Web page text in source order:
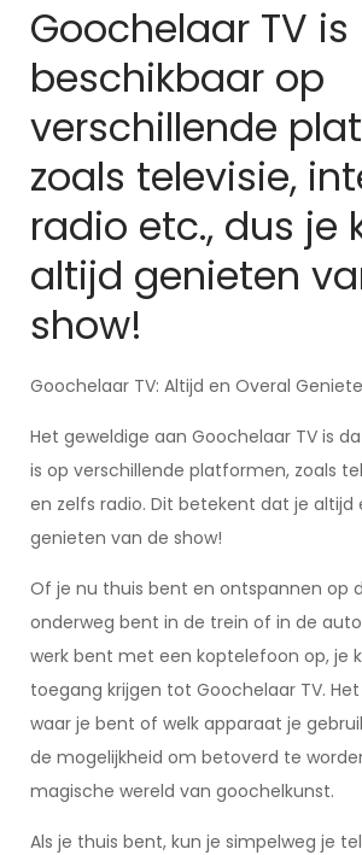
Goochelaar TV is
beschikbaar op
verschillende
zoals televisie,
radio etc., dus je
altijd genieten
show!
Goochelaar TV: Altijd en Overal
Het geweldige aan Goochelaar TV is
is op verschillende platformen, zoals
en zelfs radio. Dit betekent dat je altijd
genieten van de show!
Of je nu thuis bent en ontspannen op
onderweg bent in de trein of in de
werk bent met een koptelefoon op, je
toegang krijgen tot Goochelaar TV.
waar je bent of welk apparaat je
de mogelijkheid om betoverd te
magische wereld van goochelkunst.
Als je thuis bent, kun je simpelweg je